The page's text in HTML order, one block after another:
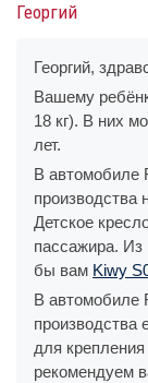
Георгий
Георгий,
Вашему
18 кг). В них
лет.
В автомобиле
производства
Детское
пассажира. Из
бы вам Kiwy
В автомобиле
производства
для
рекомендуем